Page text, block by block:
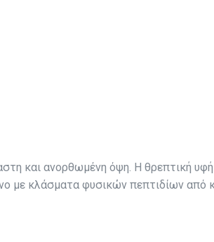
και ανορθωμένη όψη. Η θρεπτική υφή
με κλάσματα φυσικών πεπτιδίων από